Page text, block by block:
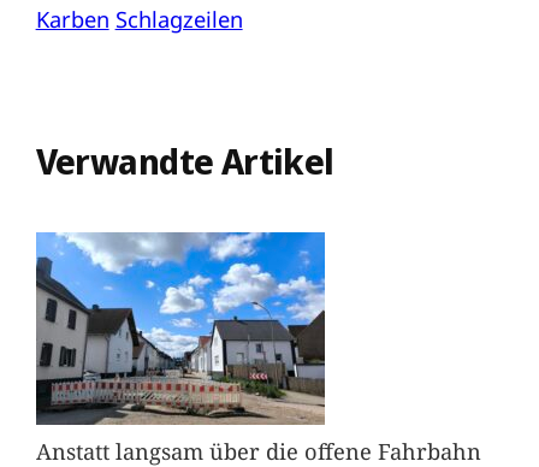
Karben Schlagzeilen
Verwandte Artikel
Anstatt langsam über die offene Fahrbahn